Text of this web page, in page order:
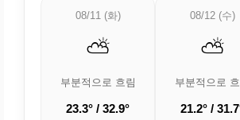
08/11 (화)
⛅
부분적으로 흐림
23.3° / 32.9°
08/12 (수)
⛅
부분적으로
21.2° /